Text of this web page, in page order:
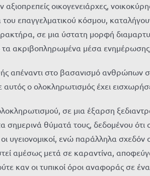
οικογενειάρχες,
επαγγελματικού κόσμου, καταλήγουν
σε μια ύστατη μορφή
ακριβοπληρωμένα μέσα ενημέρωσης,
απέναντι στο βασανισμό ανθρώπων
ο ολοκληρωτισμός έχει
σε μια έξαρση
σημερινά θύματά τους, δεδομένου
υγειονομικοί, ενώ παράλληλα
αμέσως μετά σε καραντίνα,
καν οι τυπικοί όροι αναφοράς σε